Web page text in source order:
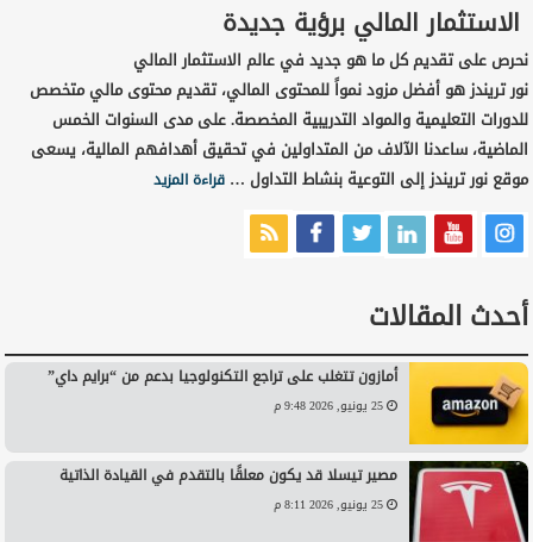
الاستثمار المالي برؤية جديدة
نحرص على تقديم كل ما هو جديد في عالم الاستثمار المالي
نور تريندز هو أفضل مزود نمواً للمحتوى المالي، تقديم محتوى مالي متخصص
للدورات التعليمية والمواد التدريبية المخصصة. على مدى السنوات الخمس
الماضية، ساعدنا الآلاف من المتداولين في تحقيق أهدافهم المالية، يسعى
موقع نور تريندز إلى التوعية بنشاط التداول …قراءة المزيد
أحدث المقالات
أمازون تتغلب على تراجع التكنولوجيا بدعم من “برايم داي”
25 يونيو, 2026 9:48 م
مصير تيسلا قد يكون معلقًا بالتقدم في القيادة الذاتية
25 يونيو, 2026 8:11 م